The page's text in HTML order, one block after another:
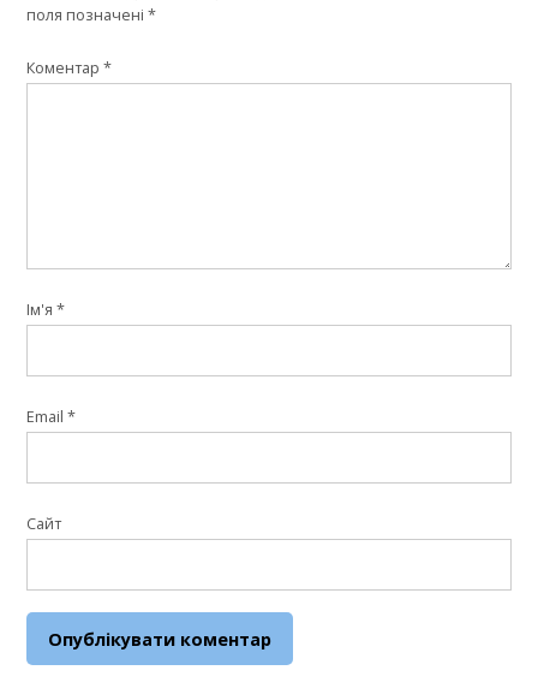
поля позначені*
Коментар*
Ім'я*
Email*
Сайт